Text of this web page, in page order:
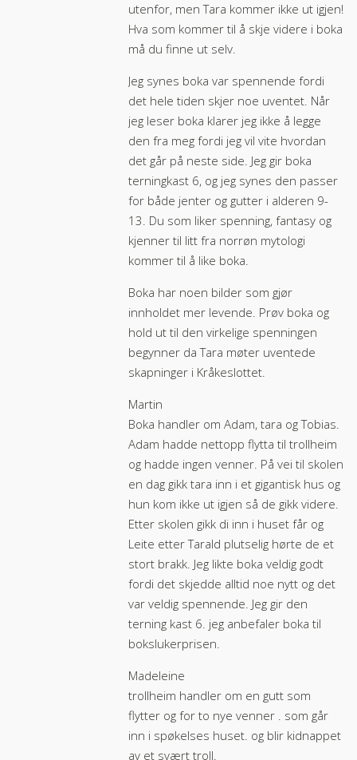
utenfor, men Tara kommer ikke ut igjen!
Hva som kommer til å skje videre i boka
må du finne ut selv.
Jeg synes boka var spennende fordi
det hele tiden skjer noe uventet. Når
jeg leser boka klarer jeg ikke å legge
den fra meg fordi jeg vil vite hvordan
det går på neste side. Jeg gir boka
terningkast 6, og jeg synes den passer
for både jenter og gutter i alderen 9-
13. Du som liker spenning, fantasy og
kjenner til litt fra norrøn mytologi
kommer til å like boka.
Boka har noen bilder som gjør
innholdet mer levende. Prøv boka og
hold ut til den virkelige spenningen
begynner da Tara møter uventede
skapninger i Kråkeslottet.
Martin
Boka handler om Adam, tara og Tobias.
Adam hadde nettopp flytta til trollheim
og hadde ingen venner. På vei til skolen
en dag gikk tara inn i et gigantisk hus og
hun kom ikke ut igjen så de gikk videre.
Etter skolen gikk di inn i huset får og
Leite etter Tarald plutselig hørte de et
stort brakk. Jeg likte boka veldig godt
fordi det skjedde alltid noe nytt og det
var veldig spennende. Jeg gir den
terning kast 6. jeg anbefaler boka til
bokslukerprisen.
Madeleine
trollheim handler om en gutt som
flytter og for to nye venner . som går
inn i spøkelses huset. og blir kidnappet
av et svært troll.